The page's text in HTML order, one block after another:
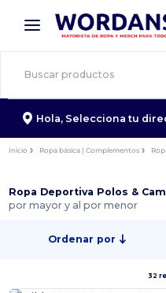
× App de Wordans
¡Mejores precios en
Hola, Selecciona tu
Inicio Ropa básica | Complementos
Ropa Deportiva Polos &
por mayor y al por menor
Ordenar por
32